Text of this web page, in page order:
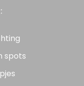
spots